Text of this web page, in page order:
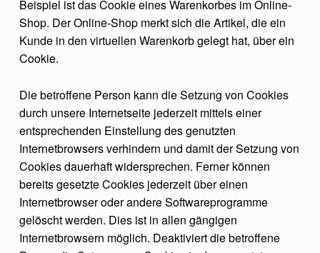
Beispiel ist das Cookie eines Warenkorbes im Online-
Shop. Der Online-Shop merkt sich die Artikel, die ein
Kunde in den virtuellen Warenkorb gelegt hat, über ein
Cookie.
Die betroffene Person kann die Setzung von Cookies
durch unsere Internetseite jederzeit mittels einer
entsprechenden Einstellung des genutzten
Internetbrowsers verhindern und damit der Setzung von
Cookies dauerhaft widersprechen. Ferner können
bereits gesetzte Cookies jederzeit über einen
Internetbrowser oder andere Softwareprogramme
gelöscht werden. Dies ist in allen gängigen
Internetbrowsern möglich. Deaktiviert die betroffene